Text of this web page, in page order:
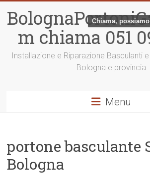
contenutom chiama 051
Installazione e Riparazione Basculanti
Bologna e provincia
Menu
portone basculante
Bologna
Chiama,